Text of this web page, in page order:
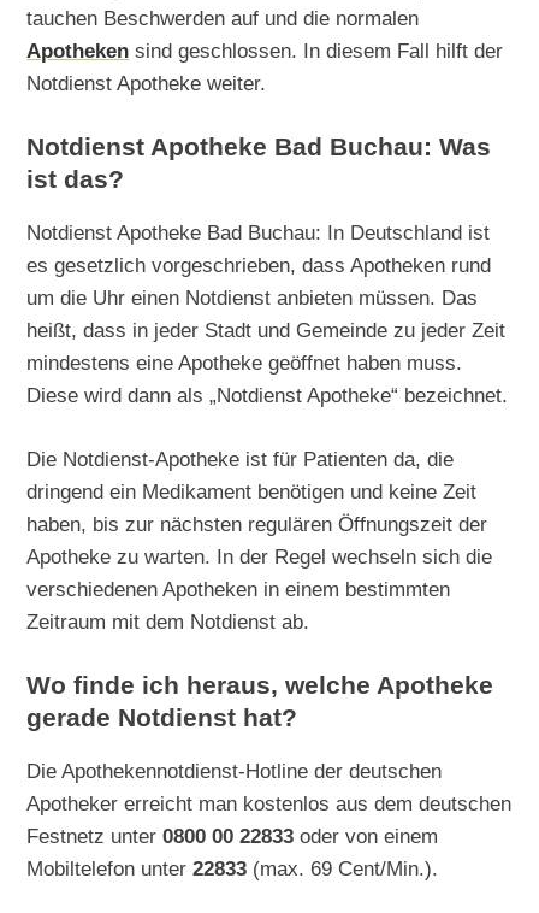
tauchen Beschwerden auf und die normalen
Apotheken sind geschlossen. In diesem Fall hilft der
Notdienst Apotheke weiter.
Notdienst Apotheke Bad Buchau: Was
ist das?
Notdienst Apotheke Bad Buchau: In Deutschland ist
es gesetzlich vorgeschrieben, dass Apotheken rund
um die Uhr einen Notdienst anbieten müssen. Das
heißt, dass in jeder Stadt und Gemeinde zu jeder Zeit
mindestens eine Apotheke geöffnet haben muss.
Diese wird dann als „Notdienst Apotheke“ bezeichnet.
Die Notdienst-Apotheke ist für Patienten da, die
dringend ein Medikament benötigen und keine Zeit
haben, bis zur nächsten regulären Öffnungszeit der
Apotheke zu warten. In der Regel wechseln sich die
verschiedenen Apotheken in einem bestimmten
Zeitraum mit dem Notdienst ab.
Wo finde ich heraus, welche Apotheke
gerade Notdienst hat?
Die Apothekennotdienst-Hotline der deutschen
Apotheker erreicht man kostenlos aus dem deutschen
Festnetz unter0800 00 22833 oder von einem
Mobiltelefon unter22833 (max. 69 Cent/Min.).